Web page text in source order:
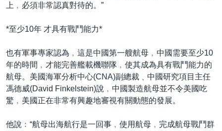
上﹐必須非常認真對待的。”
*至少10年 才具有戰鬥能力*
也有軍事專家認為﹐這是中國第一艘航母﹐中國需要至少10
年的時間﹐才能完善艦載機聯隊﹐使其成為具有戰鬥能力的
航母。美國海軍分析中心(CNA)副總裁﹑中國研究項目主任
馮德威(David Finkelstein)說﹐中國製造航母並不令美國吃
驚﹐美國正在非常有興趣地審視有關動態的發展。
他說﹕“航母出海航行是一回事﹐使用航母﹐完成航母戰鬥群